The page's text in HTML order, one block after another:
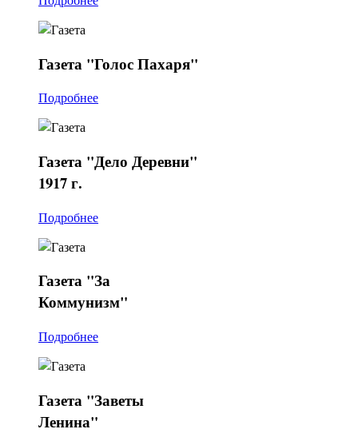
Газета "Голос Пахаря"
Подробнее
Газета "Дело Деревни"
1917 г.
Подробнее
Газета "За
Коммунизм"
Подробнее
Газета "Заветы
Ленина"